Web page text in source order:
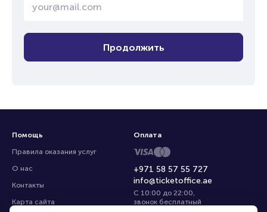
Продолжить
Помощь
Правила оказания услуг
О нас
Контакты
Карта сайта
+971 58 57 55 727
info@ticketoffice.ae
С 10:00 до 22:00,
звонок бесплатный
Оплата